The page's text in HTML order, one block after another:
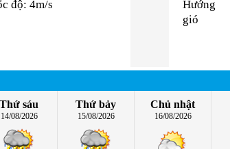
độ: 4m/s
Hướng
gió
Thứ sáu
14/08/2026
Thứ bảy
15/08/2026
Chủ nhật
16/08/2026